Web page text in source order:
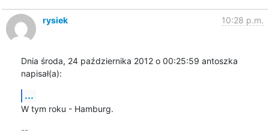
rysiek 10:28 p.m.
Dnia środa, 24 października 2012 o 00:25:59 antoszka
napisał(a):
...
W tym roku - Hamburg.
--